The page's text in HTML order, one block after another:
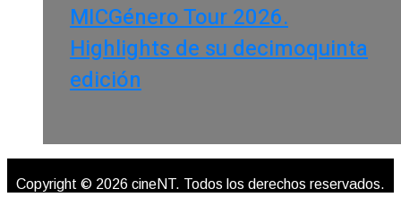
MICGénero Tour 2026.
Highlights de su decimoquinta
edición
Copyright © 2026 cineNT. Todos los derechos reservados.